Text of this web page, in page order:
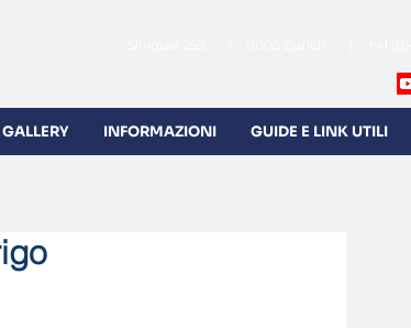
GALLERY INFORMAZIONI GUIDE E LINK UTILI